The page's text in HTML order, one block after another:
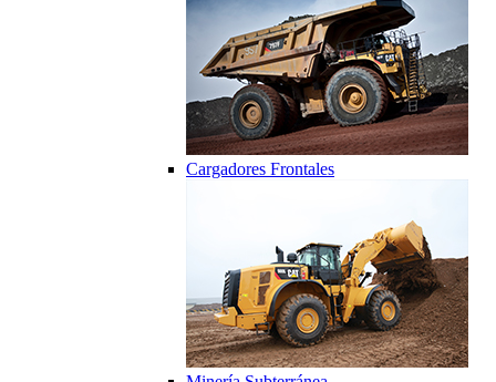
Cargadores Frontales